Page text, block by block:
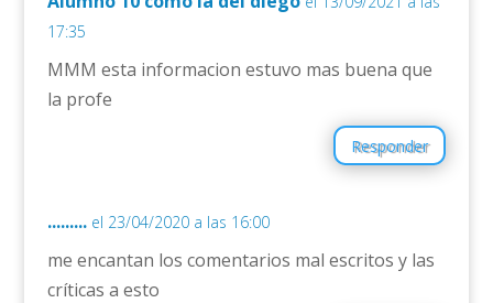
17:35
MMM esta informacion estuvo mas buena que
la profe
Responder
......... el 23/04/2020 a las 16:00
me encantan los comentarios mal escritos y las
críticas a esto